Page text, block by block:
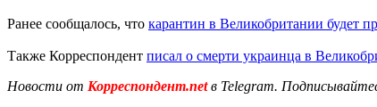
Ранее сообщалось, что карантин в Великобритании будет
Также Корреспондент писал о смерти украинца в
Новости от Корреспондент.netв Telegram.